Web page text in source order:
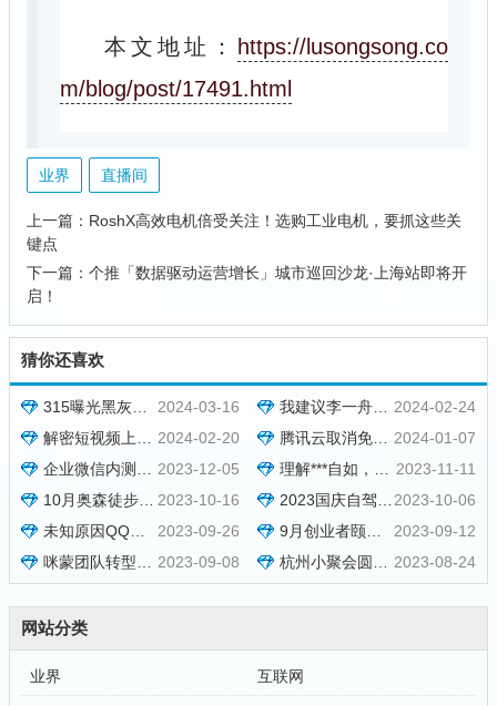
本文地址： https://lusongsong.co
m/blog/post/17491.html
业界 直播间
上一篇： RoshX高效电机倍受关注！选购工业电机，要抓这些关
键点
下一篇： 个推「数据驱动运营增长」城市巡回沙龙·上海站即将开
启！
猜你还喜欢
2024-03-16
315曝光黑灰产业链：主板机 2024-02-24
我建议李一舟去润出去
2024-02-20
解密短视频上火爆的“私董会”现象 2024-01-07
腾讯云取消免费10G CDN流量包：免费CDN时代结束
2023-12-05
企业微信内测“获客助手”，1元加一个客户 2023-11-11
理解***自如，希望成为***自如
2023-10-16
10月奥森徒步走活动 2023-10-06
2023国庆自驾游：山东
2023-09-26
未知原因QQ被封禁、公司群被***封禁 2023-09-12
9月创业者颐和园小聚花絮
2023-09-08
咪蒙团队转型做短剧行业，年收入近2个亿 2023-08-24
杭州小聚会圆满结束：介绍下杭州聚会的小伙伴们
网站分类
业界 互联网